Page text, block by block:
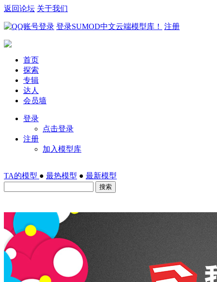
返回论坛 关于我们
登录SUMOD中文云端模型库！ 注册
首页
探索
专辑
达人
会员墙
登录
点击登录
注册
加入模型库
TA的模型 ● 最热模型 ● 最新模型
搜索